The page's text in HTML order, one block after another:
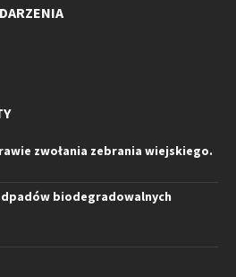
zwołania zebrania wiejskiego.
biodegradowalnych